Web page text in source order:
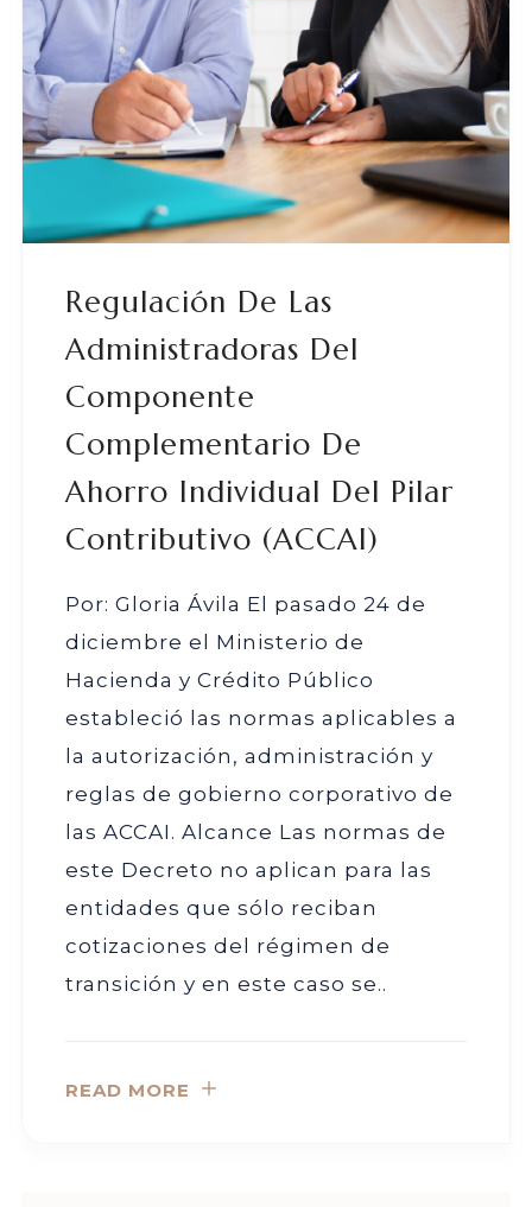
Regulación De Las
Administradoras Del
Componente
Complementario De
Ahorro Individual Del Pilar
Contributivo (ACCAI)
Por: Gloria Ávila El pasado 24 de
diciembre el Ministerio de
Hacienda y Crédito Público
estableció las normas aplicables a
la autorización, administración y
reglas de gobierno corporativo de
las ACCAI. Alcance Las normas de
este Decreto no aplican para las
entidades que sólo reciban
cotizaciones del régimen de
transición y en este caso se..
READ MORE